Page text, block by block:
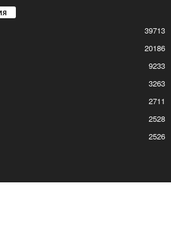
39713
20186
9233
3263
2711
2528
2526